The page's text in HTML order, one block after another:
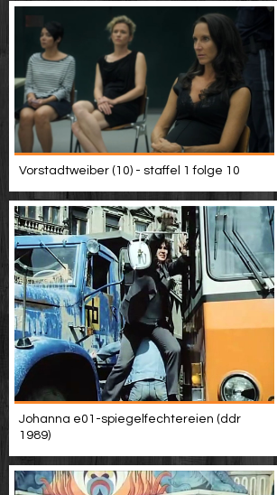
Vorstadtweiber (10) - staffel 1 folge 10
Johanna e01-spiegelfechtereien (ddr
1989)